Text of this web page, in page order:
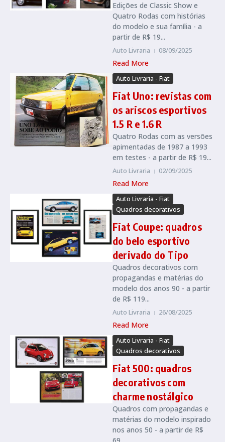
Edições de Classic Show e
Quatro Rodas com histórias
do modelo e sua família - a
partir de R$ 19...
Auto Livraria 08/09/2025
Read More
Auto Livraria - Fiat
Fiat Uno: revistas com
os ariscos esportivos
1.5 R e 1.6 R
Quatro Rodas com as versões
apimentadas de 1987 a 1993
em testes - a partir de R$ 19...
Auto Livraria 02/09/2025
Read More
Auto Livraria - Fiat
Quadros decorativos
Fiat Coupe: quadros
do belo esportivo
derivado do Tipo
Quadros decorativos com
propagandas e matérias do
modelo dos anos 90 - a partir
de R$ 119...
Auto Livraria 26/08/2025
Read More
Auto Livraria - Fiat
Quadros decorativos
Fiat 500: quadros
decorativos com
charme nostálgico
Quadros com propagandas e
matérias do modelo inspirado
nos anos 50 - a partir de R$